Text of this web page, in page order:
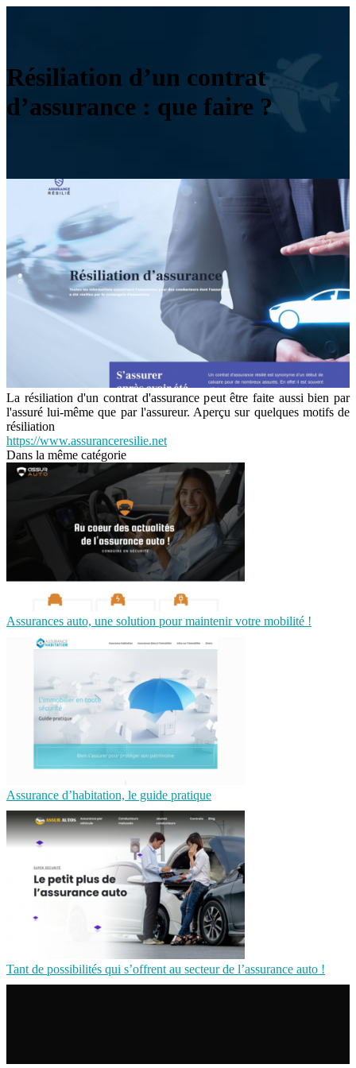
Résiliation d’un contrat
d’assurance : que faire ?
La résiliation d'un contrat d'assurance peut être faite aussi bien par
l'assuré lui-même que par l'assureur. Aperçu sur quelques motifs de
résiliation
https://www.assuranceresilie.net
Dans la même catégorie
Assurances auto, une solution pour maintenir votre mobilité !
Assurance d’habitation, le guide pratique
Tant de possibilités qui s’offrent au secteur de l’assurance auto !